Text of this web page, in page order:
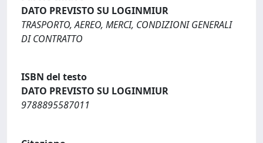
DATO PREVISTO SU LOGINMIUR
TRASPORTO, AEREO, MERCI, CONDIZIONI GENERALI
DI CONTRATTO
ISBN del testo
DATO PREVISTO SU LOGINMIUR
9788895587011